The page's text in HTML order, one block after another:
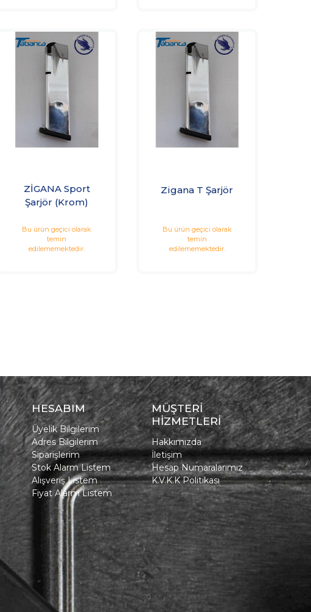
ZİGANA Sport
Şarjör (Krom)
Bu ürün geçici olarak
temin
edilememektedir.
Zigana T Şarjör
Bu ürün geçici olarak
temin
edilememektedir.
HESABIM
Üyelik Bilgilerim
Adres Bilgilerim
Siparişlerim
Stok Alarm Listem
Alışveriş Listem
Fiyat Alarm Listem
MÜŞTERİ
HİZMETLERİ
Hakkımızda
İletişim
Hesap Numaralarımız
K.V.K.K Politikası